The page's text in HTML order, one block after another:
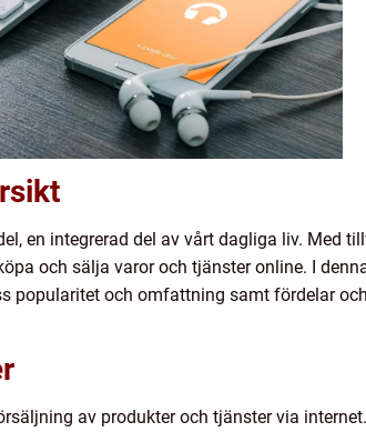
en integrerad del av vårt dagliga liv. Med
och sälja varor och tjänster online. I
popularitet och omfattning samt fördelar
av produkter och tjänster via